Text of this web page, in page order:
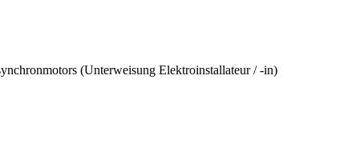
(Unterweisung Elektroinstallateur / -in)